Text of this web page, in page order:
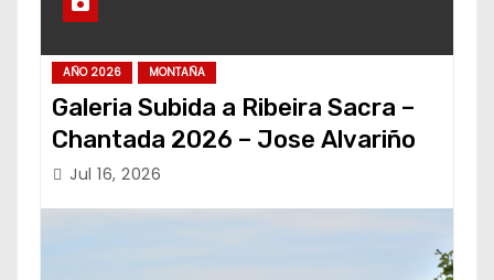
AÑO 2026 MONTAÑA
Galeria Subida a Ribeira Sacra –
Chantada 2026 – Jose Alvariño
Jul 16, 2026